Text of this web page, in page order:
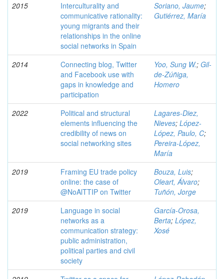
2015
Interculturality and
communicative rationality:
young migrants and their
relationships in the online
social networks in Spain
Soriano, Jaume;
Gutiérrez, María
2014
Connecting blog, Twitter
and Facebook use with
gaps in knowledge and
participation
Yoo, Sung W.; Gil-
de-Zúñiga,
Homero
2022
Political and structural
elements influencing the
credibility of news on
social networking sites
Lagares-Diez,
Nieves; López-
López, Paulo, C;
Pereira-López,
María
2019
Framing EU trade policy
online: the case of
@NoAlTTIP on Twitter
Bouza, Luis;
Oleart, Álvaro;
Tuñón, Jorge
2019
Language in social
networks as a
communication strategy:
public administration,
political parties and civil
society
García-Orosa,
Berta; López,
Xosé